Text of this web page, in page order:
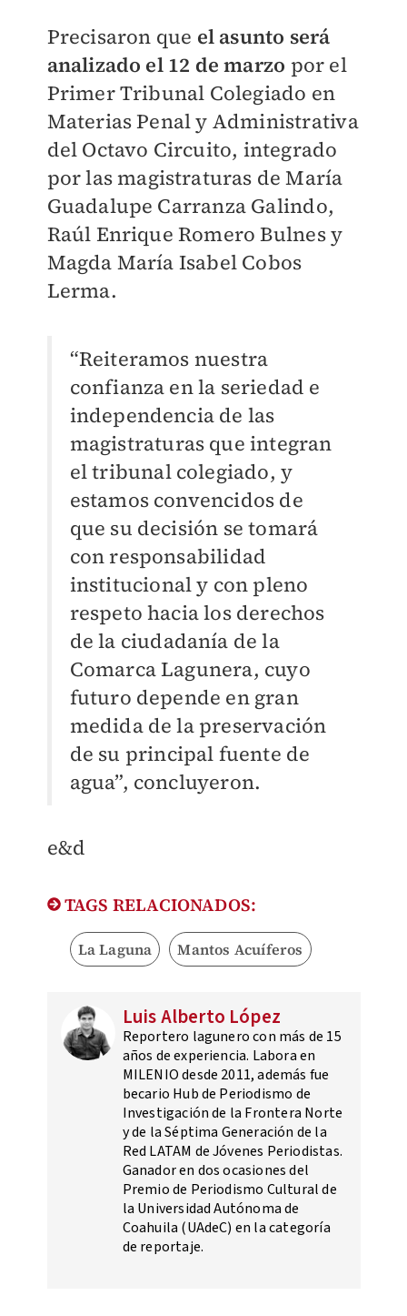
Precisaron que el asunto será
analizado el 12 de marzo por el
Primer Tribunal Colegiado en
Materias Penal y Administrativa
del Octavo Circuito, integrado
por las magistraturas de María
Guadalupe Carranza Galindo,
Raúl Enrique Romero Bulnes y
Magda María Isabel Cobos
Lerma.
“Reiteramos nuestra
confianza en la seriedad e
independencia de las
magistraturas que integran
el tribunal colegiado, y
estamos convencidos de
que su decisión se tomará
con responsabilidad
institucional y con pleno
respeto hacia los derechos
de la ciudadanía de la
Comarca Lagunera, cuyo
futuro depende en gran
medida de la preservación
de su principal fuente de
agua”, concluyeron.
e&d
TAGS RELACIONADOS:
La Laguna Mantos Acuíferos
Luis Alberto López
Reportero lagunero con más de 15
años de experiencia. Labora en
MILENIO desde 2011, además fue
becario Hub de Periodismo de
Investigación de la Frontera Norte
y de la Séptima Generación de la
Red LATAM de Jóvenes Periodistas.
Ganador en dos ocasiones del
Premio de Periodismo Cultural de
la Universidad Autónoma de
Coahuila (UAdeC) en la categoría
de reportaje.